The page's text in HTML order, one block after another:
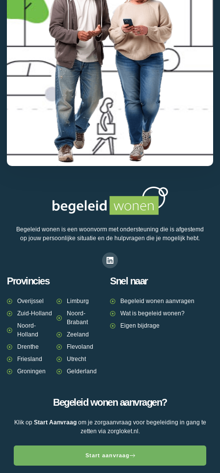
Begeleid wonen is een woonvorm met ondersteuning die is afgestemd
op jouw persoonlijke situatie en de hulpvragen die je mogelijk hebt.
Provincies
Overijssel
Zuid-Holland
Noord-
Holland
Drenthe
Friesland
Groningen
Limburg
Noord-
Brabant
Zeeland
Flevoland
Utrecht
Gelderland
Snel naar
Begeleid wonen aanvragen
Wat is begeleid wonen?
Eigen bijdrage
Begeleid wonen aanvragen?
Klik op Start Aanvraagom je zorgaanvraag voor begeleiding in gang te
zetten via zorgloket.nl.
Start aanvraag